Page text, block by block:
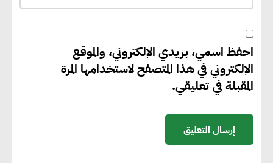
احفظ اسمي، بريدي الإلكتروني، والموقع
الإلكتروني في هذا المتصفح لاستخدامها المرة
المقبلة في تعليقي.
“وزيرة البيئة الدكتورة ياسمين
التي باتت تحتلها الكفاءات المصرية
على الساحة الدولية
محلب : المباني الخضراء إضافة
هامة للسوق المصري